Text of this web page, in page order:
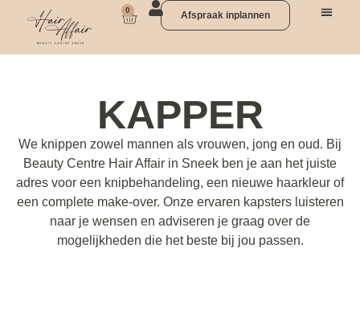
Afspraak inplannen
0
KAPPER
We knippen zowel mannen als vrouwen, jong en oud. Bij
Beauty Centre Hair Affair in Sneek ben je aan het juiste
adres voor een knipbehandeling, een nieuwe haarkleur of
een complete make-over. Onze ervaren kapsters luisteren
naar je wensen en adviseren je graag over de
mogelijkheden die het beste bij jou passen.